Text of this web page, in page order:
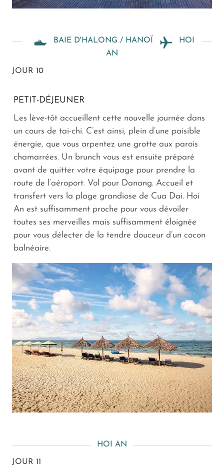
BAIE D'HALONG / HANOÏ
HOI
AN
JOUR 10
PETIT-DÉJEUNER
Les lève-tôt accueillent cette nouvelle journée dans
un cours de tai-chi. C’est ainsi, plein d’une paisible
énergie, que vous arpentez une grotte aux parois
chamarrées. Un brunch vous est ensuite préparé
avant de quitter votre équipage pour prendre la
route de l’aéroport. Vol pour Danang. Accueil et
transfert vers la plage grandiose de Cua Dai. Hoi
An est suffisamment proche pour vous dévoiler
toutes ses merveilles mais suffisamment éloignée
pour vous délecter de la tendre douceur d’un cocon
balnéaire.
HOI AN
JOUR 11